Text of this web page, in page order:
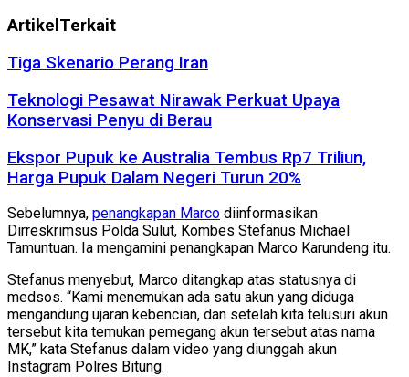
ArtikelTerkait
Tiga Skenario Perang Iran
Teknologi Pesawat Nirawak Perkuat Upaya
Konservasi Penyu di Berau
Ekspor Pupuk ke Australia Tembus Rp7 Triliun,
Harga Pupuk Dalam Negeri Turun 20%
Sebelumnya, penangkapan Marco diinformasikan
Dirreskrimsus Polda Sulut, Kombes Stefanus Michael
Tamuntuan. Ia mengamini penangkapan Marco Karundeng itu.
Stefanus menyebut, Marco ditangkap atas statusnya di
medsos. “Kami menemukan ada satu akun yang diduga
mengandung ujaran kebencian, dan setelah kita telusuri akun
tersebut kita temukan pemegang akun tersebut atas nama
MK,” kata Stefanus dalam video yang diunggah akun
Instagram Polres Bitung.